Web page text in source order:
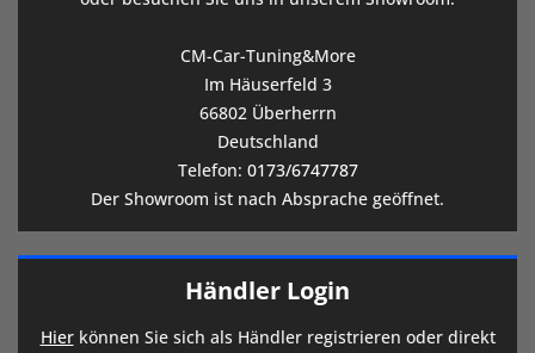
CM-Car-Tuning&More
Im Häuserfeld 3
66802 Überherrn
Deutschland
Telefon: 0173/6747787
Der Showroom ist nach Absprache geöffnet.
Händler Login
Hierkönnen Sie sich als Händler registrieren oder direkt